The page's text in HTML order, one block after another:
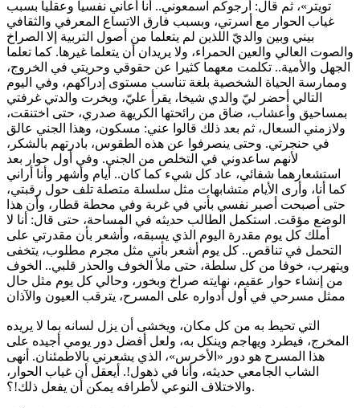
تويتر»، ثم قال: أرجوكم اسمعوني.. أنا أعاني نفسيا وعقليا بسبب
غياب الحوار مع أسرتي، وبسبب فارق الاتساع المعرفي والثقافي
بيني وبين والديّ اللذين لم يتعلما من أصول التربية إلا الصراخ
والصوت العالي والعين الحمراء، ولا يريدان أن يتعلما غيرها. كما تعلما
الجهل والأمية.. تكلمت معهما كثيرا عن حقوقي وحريتي في الخروج،
وممارسة الحياة الشخصية بلغة تناسب مستوى إدراكهم، وفي اليوم
التالي أحضر ليّ والدي شيخا، يقرأ عليّ، وبخرت والدتي غرفتي
بمساحيق وأعشاب، ضاق من رائحتها الكريهة صدري، حتى اختنقت،
ولازمني السعال، ثم بعد ذلك قالوا عني: مسكون، وهذا الجني عالق
في حنجرتي. وحتى ينصرفوا عن هذه الطقوس، بادرتهم بالشكر،
لأنهم ساعدوني في التخلص من الجني. وفي أول حوار بعد
استشعارهما شفائي، عاد كل شيء كما كان.. أيام وأشهر وأنا أراني
كما أنا، وأرى الأيام متشابهات مثل سلسلة متصلة تلف حول رقبتي،
حتى أصبحت أصبر نفسي بأني في غربة وفي محطة قطار، وأن هذا
الوضع مؤقت. استكمل الطالب حديثه في المساحة، حتى قال: أنا لا
أملك كل يوم مقدرة اليوم الذي يسبقه، وأشعر بأن مقدرتي على
التحمل في تناقص.. كل يوم أشعر بأني مثل مجرم مطلوب، يتخفى
ويتهرب، خوفا من كل سلطة، حتى ملأ الخوف والحذر قلبي.. الخوف
من إنشاء حوار عقيم، نهايته صراخ وبخور، وحالي كل يوم مثل حال
ممثل مسرحي في أول أدواره على المسرح، يترقب العيون والآذان
التي تحيط به من كل مكان، ويخشى أن يزل لسانه بما لا يريده
المخرج، فيطرد ويهاجم وينكل به، ولعل أفضل دور يومي أجيده على
هذا المسرح هو دور «الأخرس»، الذي يشعرني بالاطمئنان. أنهى
الشاب الجامعي حديثه، وأنا في ذهول!. أيعقل أن غياب الحوار،
والاختلاف النوعي لأطرافه يمكن أن يفعل ذلك!؟.